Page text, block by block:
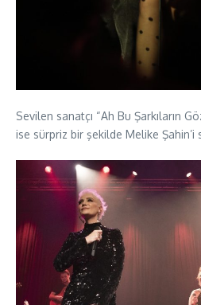
Sevilen sanatçı “Ah Bu Şarkıların
ise sürpriz bir şekilde Melike